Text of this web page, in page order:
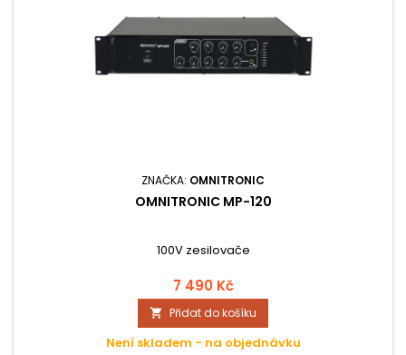
ZNAČKA: OMNITRONIC
OMNITRONIC MP-120
100V zesilovače
7 490 Kč
 Přidat do košíku
Není skladem - na objednávku